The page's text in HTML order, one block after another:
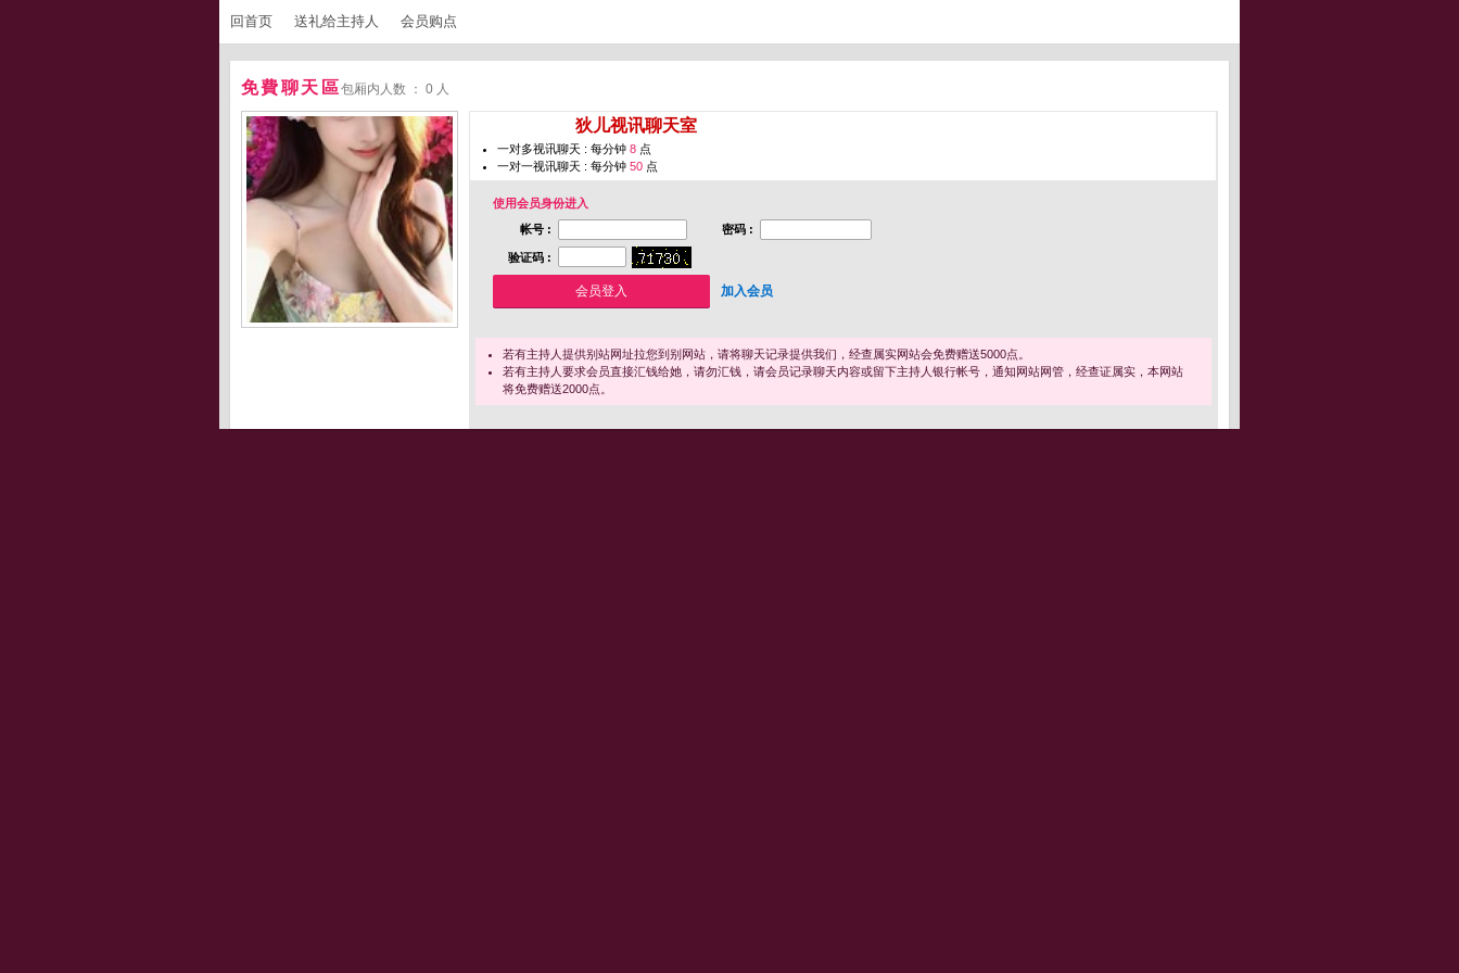
回首页 送礼给主持人 会员购点
免費聊天區包厢内人数 ： 0 人
狄儿视讯聊天室
一对多视讯聊天 : 每分钟 8 点
一对一视讯聊天 : 每分钟 50 点
使用会员身份进入
帐号 :
密码 :
验证码 :
加入会员
若有主持人提供别站网址拉您到别网站，请将聊天记录提供我们，经查属实网站会免费赠送5000点。
若有主持人要求会员直接汇钱给她，请勿汇钱，请会员记录聊天内容或留下主持人银行帐号，通知网站网管，经查证属实，本网站
将免费赠送2000点。